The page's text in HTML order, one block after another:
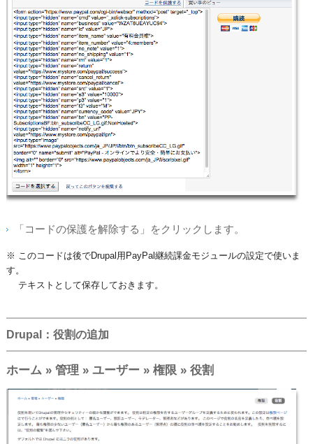
「コードの保護を解除する」をクリックします。
※ このコードは後でDrupal用PayPal継続課金モジュールの設定で使いま
す。
テキストとして保存しておきます。
Drupal：役割の追加
ホーム » 管理 » ユーザー » 権限 » 役割